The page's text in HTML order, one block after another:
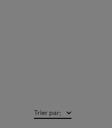
Trier par: